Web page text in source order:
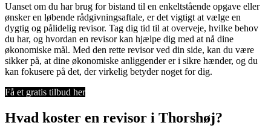
Uanset om du har brug for bistand til en enkeltstående opgave eller
ønsker en løbende rådgivningsaftale, er det vigtigt at vælge en
dygtig og pålidelig revisor. Tag dig tid til at overveje, hvilke behov
du har, og hvordan en revisor kan hjælpe dig med at nå dine
økonomiske mål. Med den rette revisor ved din side, kan du være
sikker på, at dine økonomiske anliggender er i sikre hænder, og du
kan fokusere på det, der virkelig betyder noget for dig.
Få et gratis tilbud her
Hvad koster en revisor i Thorshøj?